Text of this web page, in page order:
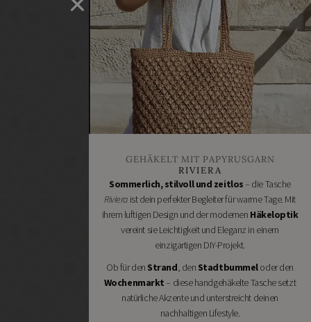
selber
machen
Heimwerken
Renovieren
DIY
GESCHÄFTE
Bastelbedarf
Stoffgeschäfte
Handgemachtes
Schneidereibedarf
Handarbeitszubehör
DIY
Online
Shops
Schmuckzubehör
Nähmaschinen
GEHÄKELT MIT PAPYRUSGARN
RIVIERA
Sommerlich, stilvoll und zeitlos– die Tasche
Rivieraist dein perfekter Begleiter für warme Tage. Mit
ihrem luftigen Design und der modernen Häkeloptik
vereint sie Leichtigkeit und Eleganz in einem
einzigartigen DIY-Projekt.
Ob für den Strand, den Stadtbummeloder den
Wochenmarkt– diese handgehäkelte Tasche setzt
natürliche Akzente und unterstreicht deinen
nachhaltigen Lifestyle.